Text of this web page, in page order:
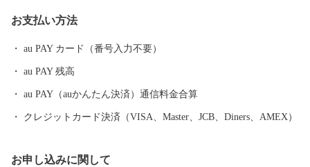
の「ヨガの聖地」としても認定されました。 特産品としては、西
之表市の安納地区で作られる「安納芋」が有名です。全国のお店
ださい。 また、現在では日本で唯一ここでしか行われていない伝
統製法にて作られている全て手作業の「黒糖」や初の国産ハサミ
である「種子鋏（たねばさみ）」、 トビウオやイカ等の新鮮な海
お支払い方法
au PAY カード（番号入力不要）
au PAY 残高
au PAY（auかんたん決済）通信料金合算
クレジットカード決済（VISA、Master、JCB、Diners、AMEX）
お申し込みに関して